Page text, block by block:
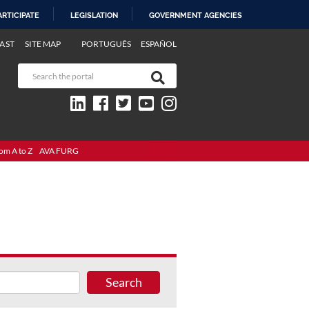
LEGISLATION GOVERNMENT AGENCIES
PORTUGUÊS ESPAÑOL
SITE MAP
A to Z AVA FURG
Search